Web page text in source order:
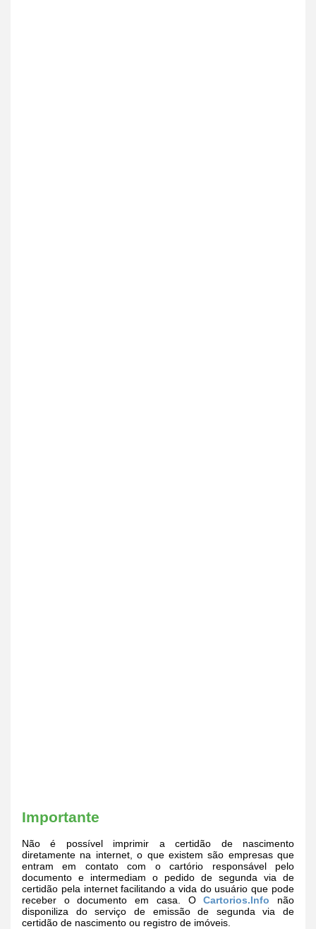
Importante
Não é possível imprimir a certidão de nascimento
diretamente na internet, o que existem são empresas que
entram em contato com o cartório responsável pelo
documento e intermediam o pedido de segunda via de
certidão pela internet facilitando a vida do usuário que pode
receber o documento em casa. OCartorios.Info não
disponiliza do serviço de emissão de segunda via de
certidão de nascimento ou registro de imóveis.